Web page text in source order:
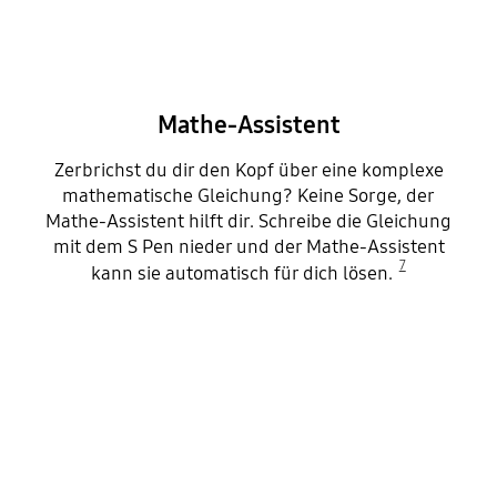
Mathe-Assistent
Zerbrichst du dir den Kopf über eine komplexe
mathematische Gleichung? Keine Sorge, der
Mathe-Assistent hilft dir. Schreibe die Gleichung
mit dem S Pen nieder und der Mathe-Assistent
kann sie automatisch für dich lösen. 7